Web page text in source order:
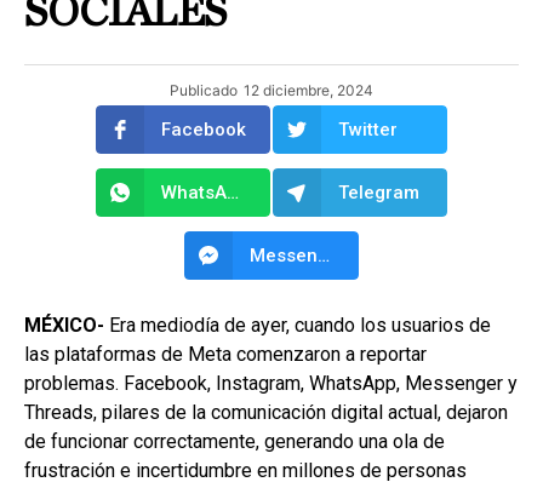
SOCIALES
Publicado 12 diciembre, 2024
Facebook Twitter
WhatsApp Telegram
Messenger
MÉXICO- Era mediodía de ayer, cuando los usuarios de
las plataformas de Meta comenzaron a reportar
problemas. Facebook, Instagram, WhatsApp, Messenger y
Threads, pilares de la comunicación digital actual, dejaron
de funcionar correctamente, generando una ola de
frustración e incertidumbre en millones de personas